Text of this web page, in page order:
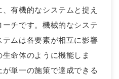
有機的なシステムと捉え
チです。機械的なシステ
ムは各要素が相互に影響
命体のように機能しま
単一の施策で達成できる